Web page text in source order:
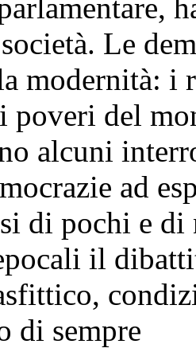
Le
modernità:
poveri del
alcuni
ad
di pochi e
il
di sempre